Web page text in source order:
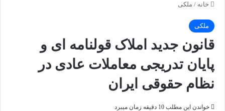
خانه / ملکی
ملکی
قانون جدید املاک قولنامه ای و
پایان تدریجی معاملات عادی در
نظام حقوقی ایران
خواندن این مطلب 10 دقیقه زمان میبرد